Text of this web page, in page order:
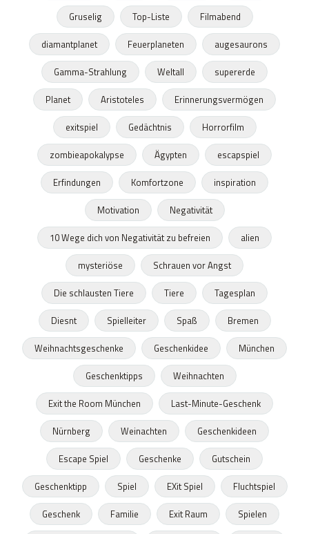
Gruselig
Top-Liste
Filmabend
diamantplanet
Feuerplaneten
augesaurons
Gamma-Strahlung
Weltall
supererde
Planet
Aristoteles
Erinnerungsvermögen
exitspiel
Gedächtnis
Horrorfilm
zombieapokalypse
Ägypten
escapspiel
Erfindungen
Komfortzone
inspiration
Motivation
Negativität
10 Wege dich von Negativität zu befreien
alien
mysteriöse
Schrauen vor Angst
Die schlausten Tiere
Tiere
Tagesplan
Diesnt
Spielleiter Spaß
Bremen
Weihnachtsgeschenke
Geschenkidee
München
Geschenktipps
Weihnachten
Exit the Room München
Last-Minute-Geschenk
Nürnberg
Weinachten
Geschenkideen
Escape Spiel
Geschenke
Gutschein
Geschenktipp
Spiel EXit Spiel
Fluchtspiel
Geschenk
Familie Exit Raum
Spielen